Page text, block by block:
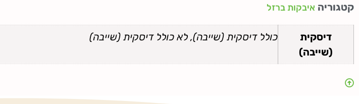
קטגוריה איבקות ברזל
דיסקית
(שייבה)
כולל דיסקית (שייבה), לא כולל דיסקית (שייבה)